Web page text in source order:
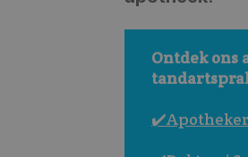
Ontdek ons
✔️Apotheker